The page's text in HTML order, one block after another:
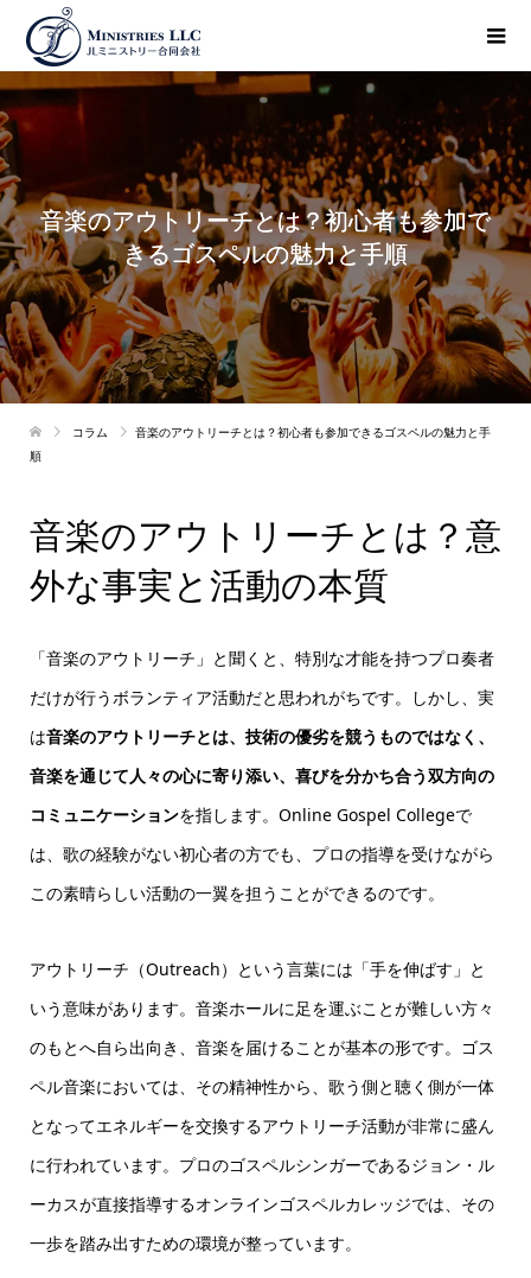
音楽のアウトリーチとは？初心者も参加で
きるゴスペルの魅力と手順
コラム
音楽のアウトリーチとは？初心者も参加できるゴスペルの魅力と手
順
音楽のアウトリーチとは？意
外な事実と活動の本質
「音楽のアウトリーチ」と聞くと、特別な才能を持つプロ奏者
だけが行うボランティア活動だと思われがちです。しかし、実
は音楽のアウトリーチとは、技術の優劣を競うものではなく、
音楽を通じて人々の心に寄り添い、喜びを分かち合う双方向の
コミュニケーションを指します。Online Gospel Collegeで
は、歌の経験がない初心者の方でも、プロの指導を受けながら
この素晴らしい活動の一翼を担うことができるのです。
アウトリーチ（Outreach）という言葉には「手を伸ばす」と
いう意味があります。音楽ホールに足を運ぶことが難しい方々
のもとへ自ら出向き、音楽を届けることが基本の形です。ゴス
ペル音楽においては、その精神性から、歌う側と聴く側が一体
となってエネルギーを交換するアウトリーチ活動が非常に盛ん
に行われています。プロのゴスペルシンガーであるジョン・ル
ーカスが直接指導するオンラインゴスペルカレッジでは、その
一歩を踏み出すための環境が整っています。